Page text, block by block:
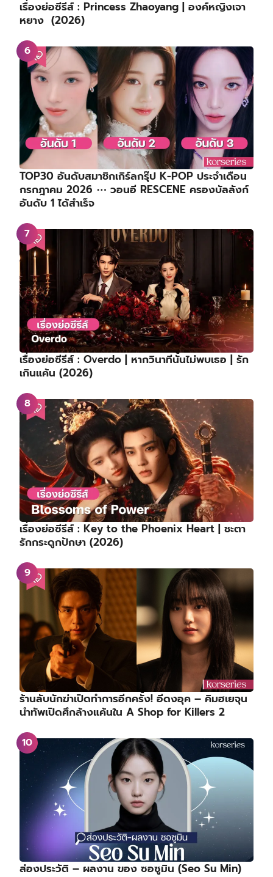
เรื่องย่อซีรีส์ : Princess Zhaoyang | องค์หญิงเจา
หยาง (2026)
TOP30 อันดับสมาชิกเกิร์ลกรุ๊ป K-POP ประจำเดือน
กรกฎาคม 2026 ⋯ วอนอี RESCENE ครองบัลลังก์
อันดับ 1 ได้สำเร็จ
เรื่องย่อซีรีส์ : Overdo | หากวินาทีนั้นไม่พบเธอ | รัก
เกินแค้น (2026)
เรื่องย่อซีรีส์ : Key to the Phoenix Heart | ชะตา
รักกระดูกปักษา (2026)
ร้านลับนักฆ่าเปิดทำการอีกครั้ง! อีดงอุค – คิมฮเยจุน
นำทัพเปิดศึกล้างแค้นใน A Shop for Killers 2
ส่องประวัติ – ผลงาน ของ ซอซูมิน (Seo Su Min)